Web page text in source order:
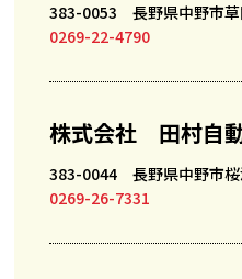
383-0053 長野県中野市草
0269-22-4790
株式会社 田村自
383-0044 長野県中野市桜
0269-26-7331